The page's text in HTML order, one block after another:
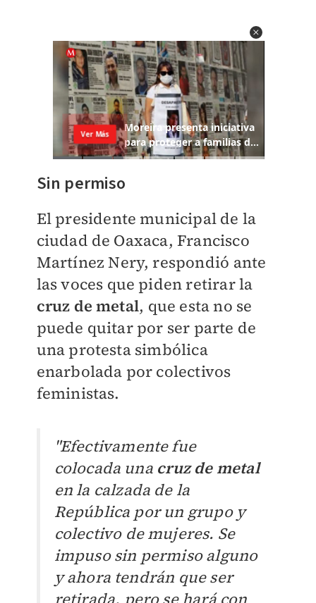
Sin permiso
El presidente municipal de la
ciudad de Oaxaca, Francisco
Martínez Nery, respondió ante
las voces que piden retirar la
cruz de metal, que esta no se
puede quitar por ser parte de
una protesta simbólica
enarbolada por colectivos
feministas.
"Efectivamente fue
colocada una cruz de metal
en la calzada de la
República por un grupo y
colectivo de mujeres. Se
impuso sin permiso alguno
y ahora tendrán que ser